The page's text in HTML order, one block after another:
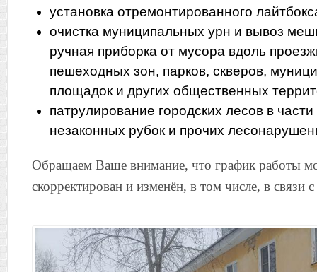
установка отремонтированного
очистка муниципальных урн и вывоз
ручная приборка от мусора вдоль
пешеходных зон, парков, скверов,
площадок и других общественных
патрулирование городских лесов в
незаконных рубок и прочих
Обращаем Ваше внимание, что график работы
скорректирован и изменён, в том числе, в связи